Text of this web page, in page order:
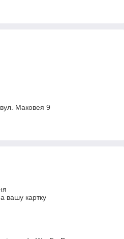
Маковея 9
вашу картку